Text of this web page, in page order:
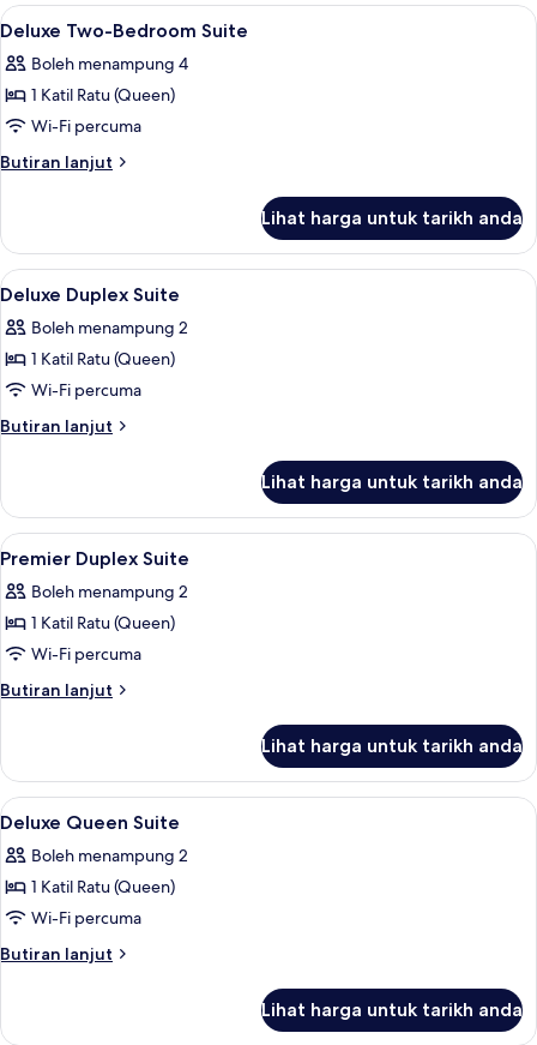
Lihat
semua
foto
untuk
Deluxe
Two-
5
Deluxe Two-Bedroom Suite
Boleh menampung 4
1 Katil Ratu (Queen)
Wi-Fi percuma
Butiran lanjut
Butiran
Two-
Bedroom
Suite
Lihat harga untuk tarikh anda
Lihat
semua
foto
untuk
Deluxe
Duplex
6
Deluxe Duplex Suite
Boleh menampung 2
1 Katil Ratu (Queen)
Wi-Fi percuma
Butiran lanjut
Butiran
Duplex
Suite
Lihat harga untuk tarikh anda
Lihat
semua
foto
untuk
Premier
Duplex
6
Premier Duplex Suite
Boleh menampung 2
1 Katil Ratu (Queen)
Wi-Fi percuma
Butiran lanjut
Butiran
Duplex
Suite
Lihat harga untuk tarikh anda
Lihat
semua
foto
untuk
Deluxe
Queen
3
Deluxe Queen Suite
Boleh menampung 2
1 Katil Ratu (Queen)
Wi-Fi percuma
Butiran lanjut
Butiran
Queen
Lihat harga untuk tarikh anda